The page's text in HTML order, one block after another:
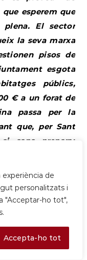
de
personalitzats i
"Acceptar-ho tot",
Accepta-ho tot
esperem que
El sector
la seva marxa
pisos de
esgota
públics,
€ a un forat de
passa per la
que, per Sant
saps preparar
i
de 2025